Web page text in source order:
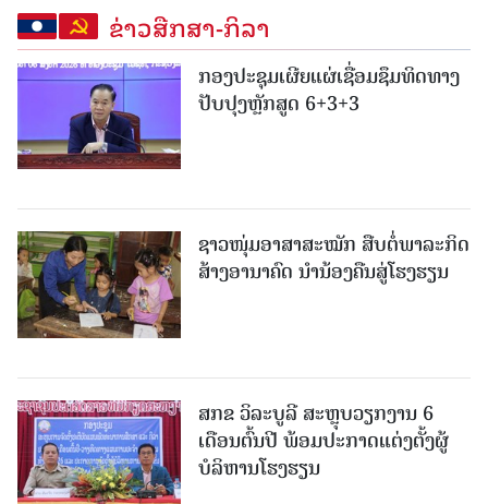
ຂ່າວສືກສາ-ກິລາ
ກອງປະຊຸມເຜີຍແຜ່ເຊື່ອມຊຶມທິດທາງ
ປັບປຸງຫຼັກສູດ 6+3+3
ຊາວໜຸ່ມອາສາສະໝັກ ສືບຕໍ່ພາລະກິດ
ສ້າງອານາຄົດ ນໍານ້ອງຄືນສູ່ໂຮງຮຽນ
ສກຂ ວິລະບູລີ ສະຫຼຸບວຽກງານ 6
ເດືອນຕົ້ນປີ ພ້ອມປະກາດແຕ່ງຕັ້ງຜູ້
ບໍລິຫານໂຮງຮຽນ